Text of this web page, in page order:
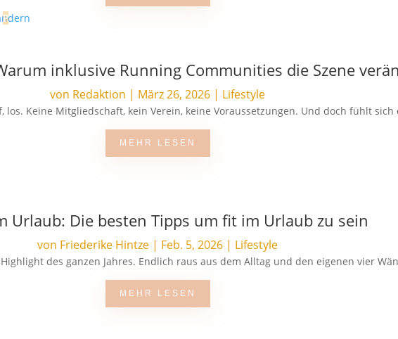
inklusive Running Communities die Szene
von Redaktion | März 26, 2026 | Lifestyle
los. Keine Mitgliedschaft, kein Verein, keine Voraussetzungen. Und doch fühlt
MEHR LESEN
Urlaub: Die besten Tipps um fit im Urlaub zu sein
von Friederike Hintze | Feb. 5, 2026 | Lifestyle
des ganzen Jahres. Endlich raus aus dem Alltag und den eigenen vier
MEHR LESEN